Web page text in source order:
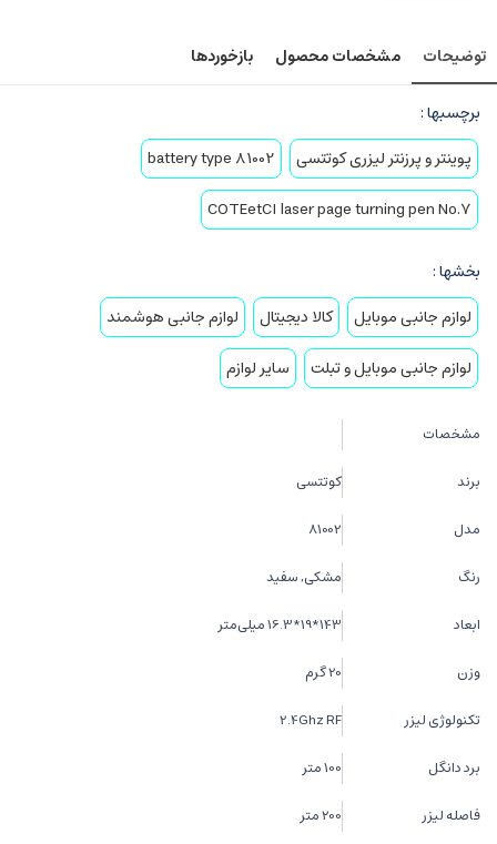
توضیحات مشخصات محصول بازخوردها
برچسبها :
پوینتر و پرزنتر لیزری کوتتسی
battery type 81002
COTEetCI laser page turning pen No.7
بخشها :
لوازم جانبی موبایل
کالا دیجیتال
لوازم جانبی هوشمند
لوازم جانبی موبایل و تبلت
سایر لوازم
مشخصات
برند کوتتسی
مدل 81002
رنگ مشکی, سفید
ابعاد 143*19*16.3 میلی‌متر
وزن 20 گرم
تکنولوژی لیزر 2.4Ghz RF
برد دانگل 100 متر
فاصله لیزر 200 متر